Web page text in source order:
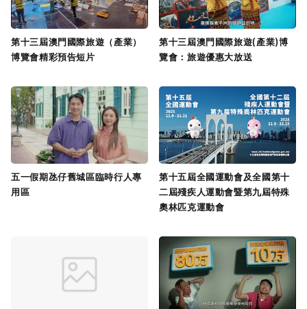
第十三屆澳門國際旅遊（產業）
博覽會精彩預告短片
第十三屆澳門國際旅遊(產業)博
覽會：旅遊優惠大放送
五一假期氹仔舊城區臨時行人專
用區
第十五屆全國運動會及全國第十
二屆殘疾人運動會暨第九屆特殊
奧林匹克運動會